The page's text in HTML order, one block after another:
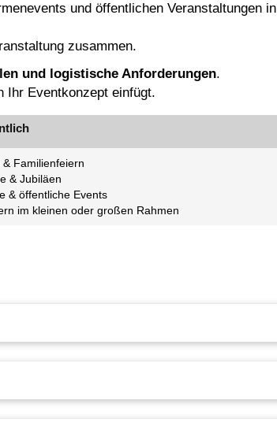
und öffentlichen Veranstaltungen in
zusammen.
und logistische Anforderungen.
Ihr Eventkonzept einfügt.
& Familienfeiern
& Jubiläen
& öffentliche Events
im kleinen oder großen Rahmen